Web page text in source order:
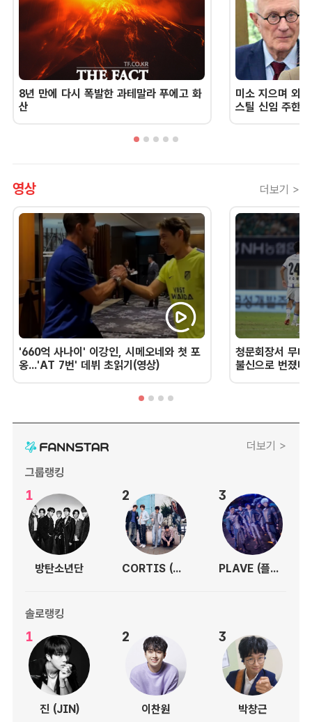
8년 만에 다시 폭발한 과테말라 푸에고 화
산
미소 지으며 외
스틸 신임 주한
영상 더보기 >
'660억 사나이' 이강인, 시메오네와 첫 포
옹...'AT 7번' 데뷔 초읽기(영상)
청문회장서 무너
불신으로 번졌
더보기 >
그룹랭킹
1
방탄소년단
2
CORTIS (코르티스)
3
PLAVE (플레이브)
솔로랭킹
1
진 (JIN)
2
이찬원
3
박창근